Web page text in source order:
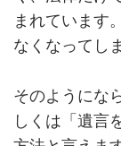
まれています
なくなってし
そのようにな
しくは「遺言